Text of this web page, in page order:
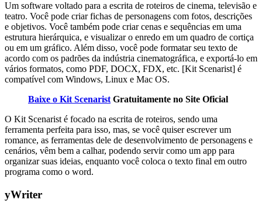
Um software voltado para a escrita de roteiros de cinema, televisão e
teatro. Você pode criar fichas de personagens com fotos, descrições
e objetivos. Você também pode criar cenas e sequências em uma
estrutura hierárquica, e visualizar o enredo em um quadro de cortiça
ou em um gráfico. Além disso, você pode formatar seu texto de
acordo com os padrões da indústria cinematográfica, e exportá-lo em
vários formatos, como PDF, DOCX, FDX, etc. [Kit Scenarist] é
compatível com Windows, Linux e Mac OS.
Baixe o Kit Scenarist Gratuitamente no Site Oficial
O Kit Scenarist é focado na escrita de roteiros, sendo uma
ferramenta perfeita para isso, mas, se você quiser escrever um
romance, as ferramentas dele de desenvolvimento de personagens e
cenários, vêm bem a calhar, podendo servir como um app para
organizar suas ideias, enquanto você coloca o texto final em outro
programa como o word.
yWriter